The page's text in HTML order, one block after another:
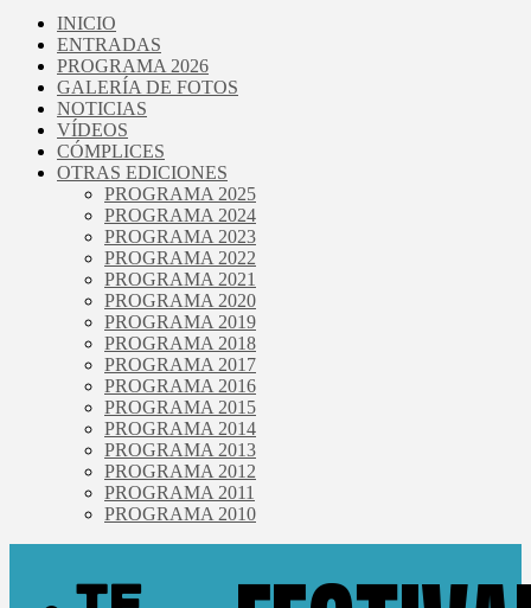
INICIO
ENTRADAS
PROGRAMA 2026
GALERÍA DE FOTOS
NOTICIAS
VÍDEOS
CÓMPLICES
OTRAS EDICIONES
PROGRAMA 2025
PROGRAMA 2024
PROGRAMA 2023
PROGRAMA 2022
PROGRAMA 2021
PROGRAMA 2020
PROGRAMA 2019
PROGRAMA 2018
PROGRAMA 2017
PROGRAMA 2016
PROGRAMA 2015
PROGRAMA 2014
PROGRAMA 2013
PROGRAMA 2012
PROGRAMA 2011
PROGRAMA 2010